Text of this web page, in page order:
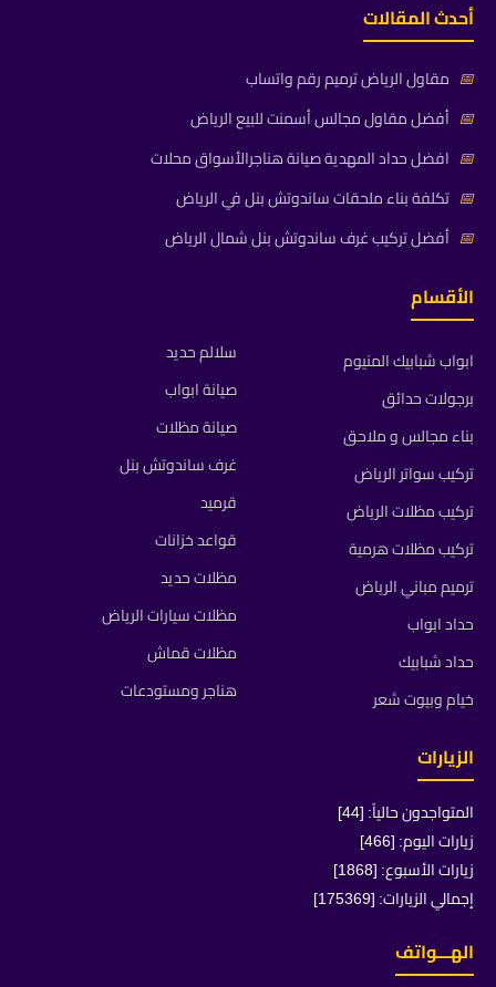
أحدث المقالات
📅 مقاول الرياض ترميم رقم واتساب
📅 أفضل مقاول مجالس أسمنت للبيع الرياض
📅 افضل حداد المهدية صيانة هناجرالأسواق محلات
📅 تكلفة بناء ملحقات ساندوتش بنل في الرياض
📅 أفضل تركيب غرف ساندوتش بنل شمال الرياض
الأقسام
ابواب شبابيك المنيوم
برجولات حدائق
بناء مجالس و ملاحق
تركيب سواتر الرياض
تركيب مظلات الرياض
تركيب مظلات هرمية
ترميم مباني الرياض
حداد ابواب
حداد شبابيك
خيام وبيوت شعر
سلالم حديد
صيانة ابواب
صيانة مظلات
غرف ساندوتش بنل
قرميد
قواعد خزانات
مظلات حديد
مظلات سيارات الرياض
مظلات قماش
هناجر ومستودعات
الزيارات
المتواجدون حالياً: [44]
زيارات اليوم: [466]
زيارات الأسبوع: [1868]
إجمالي الزيارات: [175369]
الهـــواتف